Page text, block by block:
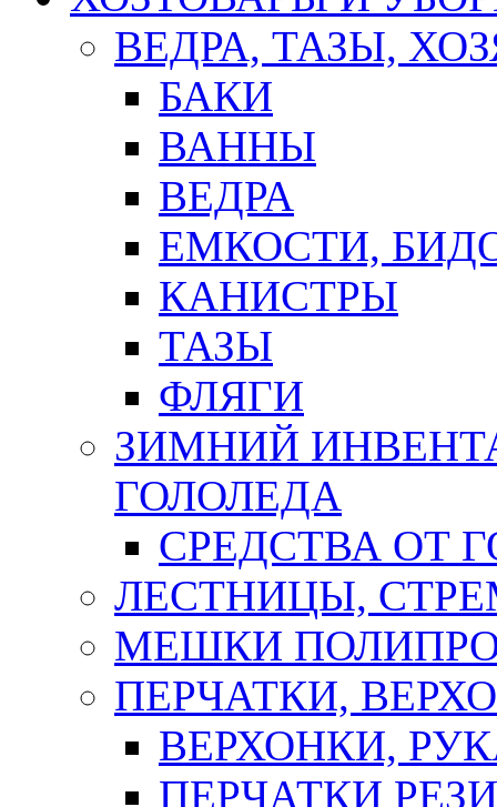
ВЕДРА, ТАЗЫ,
БАКИ
ВАННЫ
ВЕДРА
ЕМКОСТИ,
КАНИСТРЫ
ТАЗЫ
ФЛЯГИ
ЗИМНИЙ
ГОЛОЛЕДА
СРЕДСТВА ОТ
ЛЕСТНИЦЫ,
МЕШКИ
ПЕРЧАТКИ,
ВЕРХОНКИ,
ПЕРЧАТКИ